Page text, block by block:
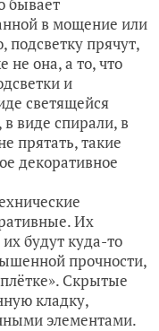
в мощение или
подсветку прячут,
не она, а то, что
и
светящейся
виде спирали, в
прятать, такие
декоративное
Их
их будут куда-то
прочности,
Скрытые
кладку,
элементами.